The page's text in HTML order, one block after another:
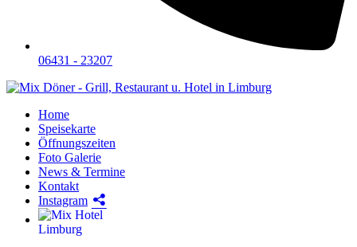
06431 - 23207
Home
Speisekarte
Öffnungszeiten
Foto Galerie
News & Termine
Kontakt
Instagram
Hotel